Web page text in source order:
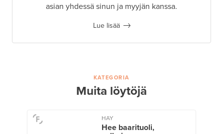
asian yhdessä sinun ja myyjän kanssa.
Lue lisää
KATEGORIA
Muita löytöjä
HAY
Hee baarituoli,